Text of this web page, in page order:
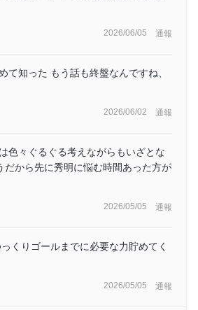
2026/06/05 通報
て知った もう話も終盤なんですね、
2026/06/02 通報
々ぐるぐる考えながらもいざとな
だから先に秀明に悩む時間あった方が
2026/05/05 通報
くりゴールまでに必要な力貯めてく
2026/05/05 通報